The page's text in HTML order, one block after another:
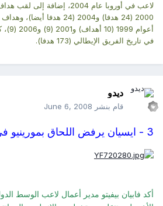
لاعب في أوروبا عام 2004، إضافة
2000 (24 هدفا) و2004 (24 هدفا
أعوام
في تاريخ الفريق الإيطالي (173 هدفا).
ديدو
قام بنشر June 6, 2008
3 - ايسيان يرفض اللحاق بمورينيو في
أكد فابيان بيفيتو مدير أعمال لاعب الوسط